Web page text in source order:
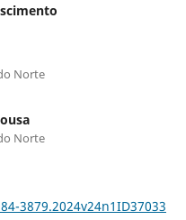
Norte
Norte
3879.2024v24n1ID37033